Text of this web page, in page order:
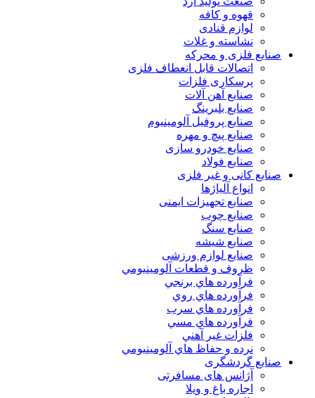
قهوه و کافه
لوازم قنادی
نشاسته و غلات
صنایع فلزی و محرکه
اتصالات قابل انعطاف فلزی
پرسکاری فلزات
صنایع آهن آلات
صنایع بلبرینگ
صنایع پروفیل آلومینیوم
صنایع پیچ و مهره
صنایع خودرو سازی
صنایع فولاد
صنایع کانی و غیر فلزی
انواع آلياژها
صنایع تجهیزات ایمنی
صنایع چوب
صنایع سنگ
صنایع شیشه
صنایع لوازم ورزشی
ظروف و قطعات آلومينيومي
فرآورده هاي برنجي
فرآورده هاي روي
فرآورده هاي سرب
فرآورده هاي مسي
فلزات غير آهني
نرده و حفاظ هاي آلومينيومي
صنایع گردشگری
آژانس های مسافرتی
اجاره باغ و ویلا